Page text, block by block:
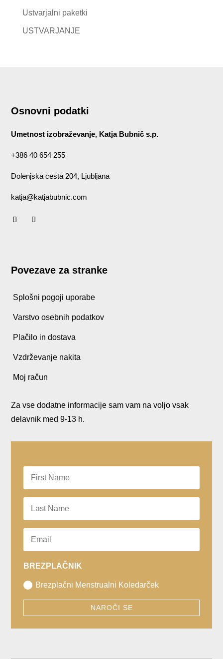
Ustvarjalni paketki
USTVARJANJE
Osnovni podatki
Umetnost izobraževanje, Katja Bubnič s.p.
+386 40 654 255
Dolenjska cesta 204, Ljubljana
katja@katjabubnic.com
Povezave za stranke
Splošni pogoji uporabe
Varstvo osebnih podatkov
Plačilo in dostava
Vzdrževanje nakita
Moj račun
Za vse dodatne informacije sam vam na voljo vsak
delavnik med 9-13 h.
BREZPLAČNIK
Brezplačni Menstrualni Koledarček
NAROČI SE